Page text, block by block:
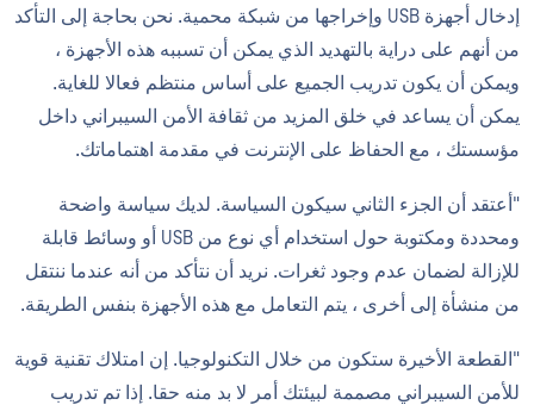
إدخال أجهزة USB وإخراجها من شبكة محمية. نحن بحاجة إلى التأكد
من أنهم على دراية بالتهديد الذي يمكن أن تسببه هذه الأجهزة ،
ويمكن أن يكون تدريب الجميع على أساس منتظم فعالا للغاية.
يمكن أن يساعد في خلق المزيد من ثقافة الأمن السيبراني داخل
مؤسستك ، مع الحفاظ على الإنترنت في مقدمة اهتماماتك.
"أعتقد أن الجزء الثاني سيكون السياسة. لديك سياسة واضحة
ومحددة ومكتوبة حول استخدام أي نوع من USB أو وسائط قابلة
للإزالة لضمان عدم وجود ثغرات. نريد أن نتأكد من أنه عندما ننتقل
من منشأة إلى أخرى ، يتم التعامل مع هذه الأجهزة بنفس الطريقة.
"القطعة الأخيرة ستكون من خلال التكنولوجيا. إن امتلاك تقنية قوية
للأمن السيبراني مصممة لبيئتك أمر لا بد منه حقا. إذا تم تدريب